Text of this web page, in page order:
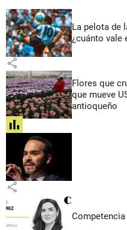
La pelota de
¿cuánto vale
share
Flores que
que mueve
antioqueño
share
share